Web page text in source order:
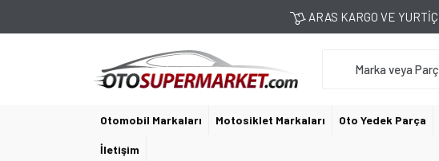
ARAS KARGO VE
Otomobil Markaları Motosiklet Markaları Oto Yedek Parça
İletişim